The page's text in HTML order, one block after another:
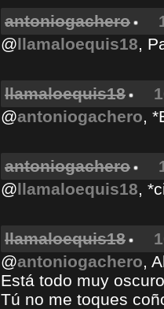
antoniogachero
@llamaloequis18,
llamaloequis18
@antoniogachero,
antoniogachero
@llamaloequis18,
llamaloequis18
@antoniogachero,
Está todo muy
Tú no me toques